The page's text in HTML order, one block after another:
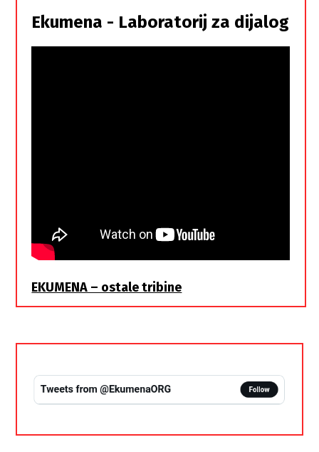
istorodna
braća
Ekumena - Laboratorij za dijalog
EKUMENA – ostale tribine